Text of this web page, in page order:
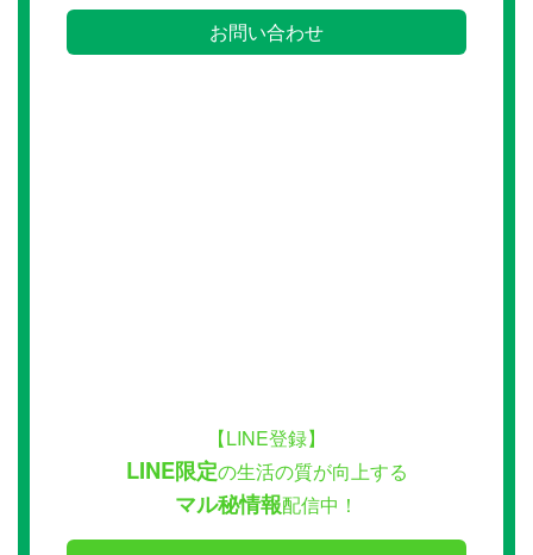
お問い合わせ
【LINE登録】
LINE限定の生活の質が向上する
マル秘情報配信中！